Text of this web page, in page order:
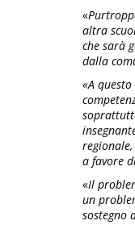
«
altra
che sarà
dalla
«A
a favore
«Il
un
sostegno